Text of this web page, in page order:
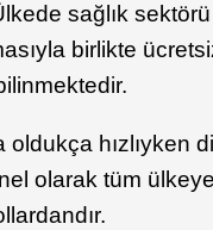
sağlık
birlikte
hızlıyken
olarak tüm